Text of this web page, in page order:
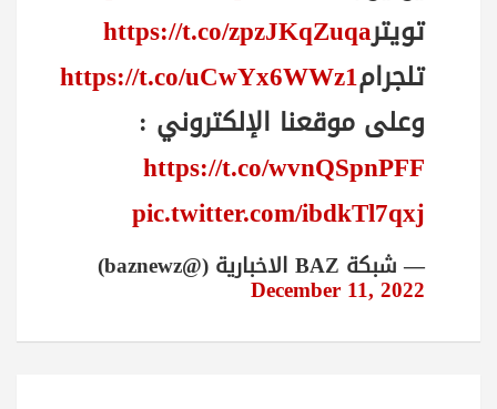
تويترhttps://t.co/zpzJKqZuqa
تلجرامhttps://t.co/uCwYx6WWz1
وعلى موقعنا الإلكتروني :
https://t.co/wvnQSpnPFF
pic.twitter.com/ibdkTl7qxj
— شبكة BAZ الاخبارية (@baznewz)
December 11, 2022